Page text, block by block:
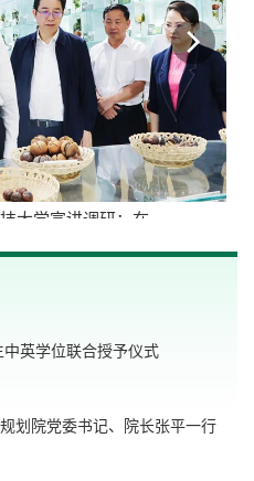
大学宣讲调研：在...
英学位联合授予仪式
划院党委书记、院长张平一行